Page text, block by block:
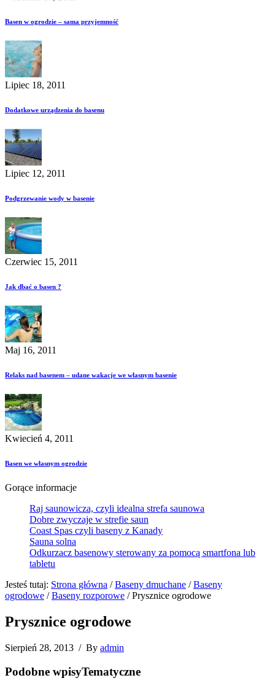
Basen w ogrodzie – sama przyjemność
Lipiec 18, 2011
Dodatkowe urządzenia do basenu
Lipiec 12, 2011
Podgrzewanie wody w basenie
Czerwiec 15, 2011
Jak dbać o basen ?
Maj 16, 2011
Relaks nad basenem – udane wakacje we własnym basenie
Kwiecień 4, 2011
Basen we własnym ogrodzie
Gorące informacje
Raj saunowicza, czyli idealna strefa saunowa
Dobre zwyczaje w strefie saun
Coast Spas czyli baseny z Kanady
Sauna solna
Odkurzacz basenowy sterowany za pomocą smartfona lub
tabletu
Jesteś tutaj: Strona główna /Baseny dmuchane /Baseny
ogrodowe /Baseny rozporowe /Prysznice ogrodowe
Prysznice ogrodowe
Sierpień 28, 2013 / By admin
Podobne wpisyTematyczne